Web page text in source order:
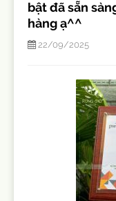
bật đã sẵn
hàng ạ^^
22/09/2025